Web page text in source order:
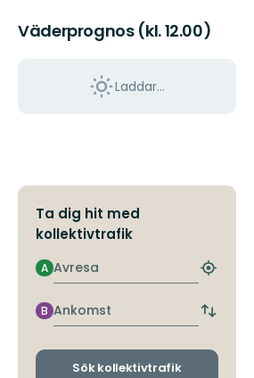
Väderprognos (kl. 12.00)
Laddar...
Ta dig hit med
kollektivtrafik
Avresa
A
Hitta
hållplats
Ankomst
B
Byt
och
Sök kollektivtrafik